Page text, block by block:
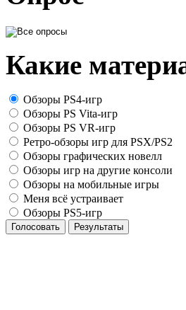
Какие
Обзоры PS4-игр
Обзоры PS Vita-игр
Обзоры PS VR-игр
Ретро-обзоры игр для PSX/PS2
Обзоры графических новелл
Обзоры игр на другие консоли
Обзоры на мобильные игры
Меня всё устраивает
Обзоры PS5-игр
Голосовать Результаты